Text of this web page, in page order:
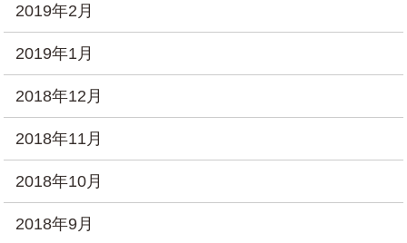
2019年2月
2019年1月
2018年12月
2018年11月
2018年10月
2018年9月